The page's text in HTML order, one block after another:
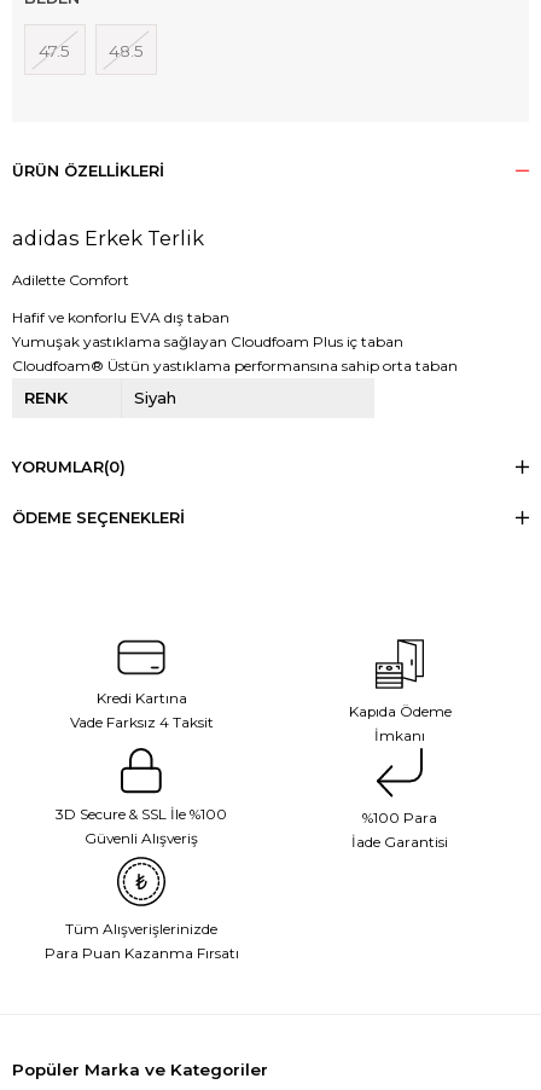
47.5 48.5
ÜRÜN ÖZELLIKLERI
adidas Erkek Terlik
Adilette Comfort
Hafif ve konforlu EVA dış taban
Yumuşak yastıklama sağlayan Cloudfoam Plus iç taban
Cloudfoam® Üstün yastıklama performansına sahip orta taban
RENK Siyah
YORUMLAR(0)
ÖDEME SEÇENEKLERI
Kredi Kartına
Vade Farksız 4 Taksit
Kapıda Ödeme
İmkanı
3D Secure & SSL İle %100
Güvenli Alışveriş
%100 Para
İade Garantisi
Tüm Alışverişlerinizde
Para Puan Kazanma Fırsatı
Popüler Marka ve Kategoriler